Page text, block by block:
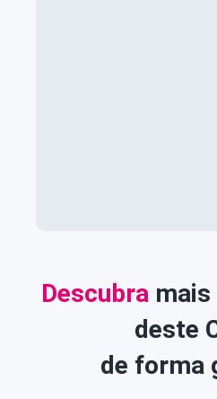
Descubra
deste
de forma